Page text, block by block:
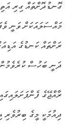
ގޮނޑުދޮށްތައް ގިރި
މައްސަލައަކަށް ވަނީ
ރަށްތައް ކަނޑުގެ
ދަނީ ބަހުސް
ރާއްޖޭގެ
ދިއުމަކީ މީގެ ބިރުވެރި